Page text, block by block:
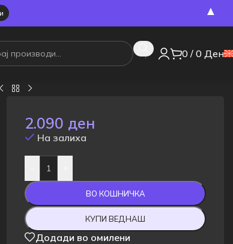
0 / 0 Ден
2.090 ден
На залиха
ВО КОШНИЧКА
КУПИ ВЕДНАШ
Додади во омилени
▲